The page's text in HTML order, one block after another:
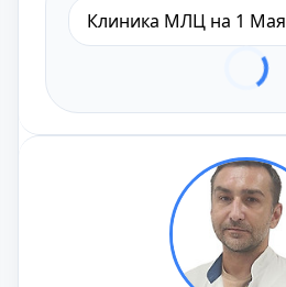
Клиника МЛЦ на 1 Мая